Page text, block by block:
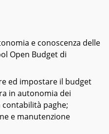
e conoscenza delle
Open Budget di
ed impostare il budget
in autonomia dei
paghe;
e manutenzione